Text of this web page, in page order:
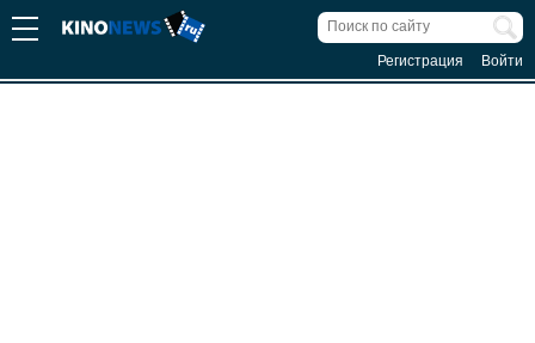
Регистрация Войти